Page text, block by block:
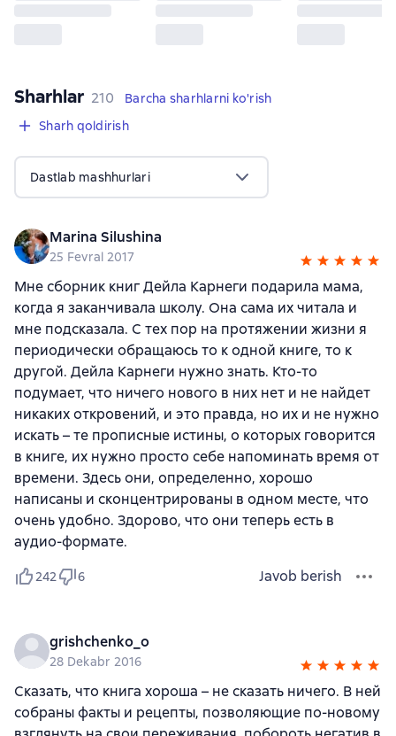
Sharhlar 210 sharhlar
210
Barcha sharhlarni ko'rish
Sharh qoldirish
Dastlab mashhurlari
Marina Silushina
25 Fevral 2017
Мне сборник книг Дейла Карнеги подарила мама,
когда я заканчивала школу. Она сама их читала и
мне подсказала. С тех пор на протяжении жизни я
периодически обращаюсь то к одной книге, то к
другой. Дейла Карнеги нужно знать. Кто-то
подумает, что ничего нового в них нет и не найдет
никаких откровений, и это правда, но их и не нужно
искать – те прописные истины, о которых говорится
в книге, их нужно просто себе напоминать время от
времени. Здесь они, определенно, хорошо
написаны и сконцентрированы в одном месте, что
очень удобно. Здорово, что они теперь есть в
аудио-формате.
242 6 Javob berish
grishchenko_o
28 Dekabr 2016
Сказать, что книга хороша – не сказать ничего. В ней
собраны факты и рецепты, позволяющие по-новому